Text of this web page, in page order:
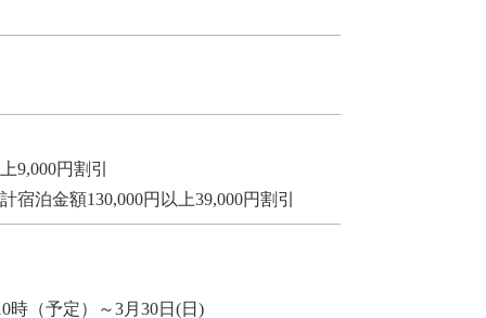
9,000円割引
泊金額130,000円以上39,000円割引
時（予定）～3月30日(日)